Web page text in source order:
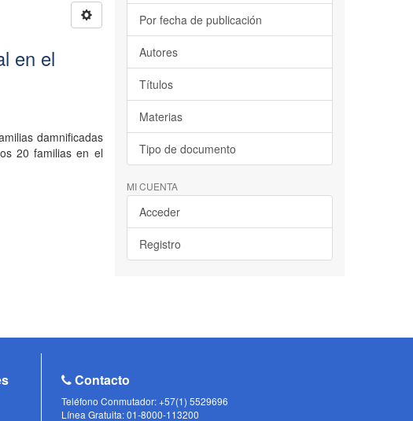
en el
damnificadas
20 familias en el
Por fecha de publicación
Autores
Títulos
Materias
Tipo de documento
MI CUENTA
Acceder
Registro
Contacto
Teléfono Conmutador: +57(1) 5529696
Línea Gratuita: 01-8000-113200